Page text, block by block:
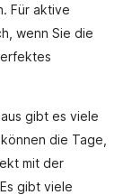
Für aktive
wenn Sie die
gibt es viele
die Tage,
mit der
gibt viele